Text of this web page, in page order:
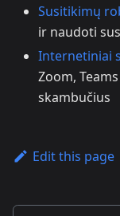
Susitikimų
ir naudoti
Internetiniai
Zoom,
skambučius
Edit this page